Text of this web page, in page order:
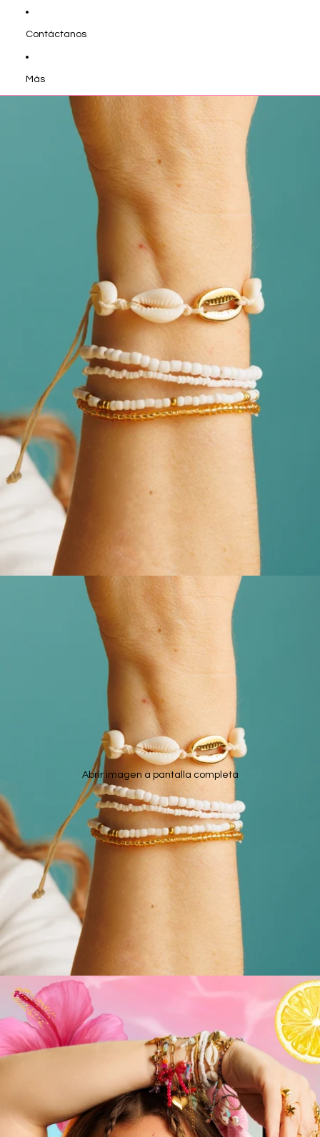
Contáctanos
Más
Ir directamente a la información del producto
Abrir imagen a pantalla completa